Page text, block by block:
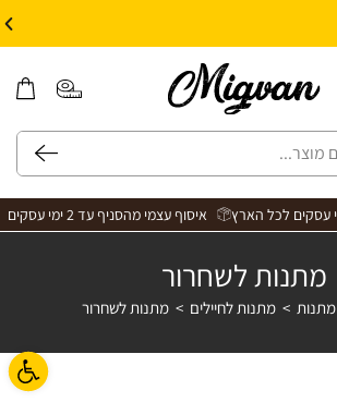
איסוף עצמי מהסניף עד 2 ימי עסקים
מתנות לשחרור
מתנות > מתנות לחיילים > מתנות לשחרור
פתח